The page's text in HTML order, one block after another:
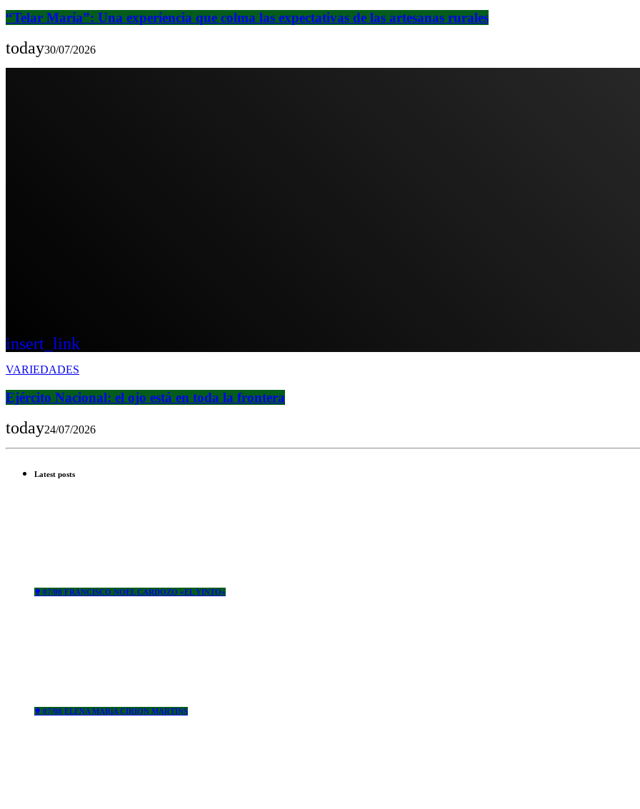
“Telar María”: Una experiencia que colma las expectativas de las artesanas rurales
today30/07/2026
insert_link
VARIEDADES
Ejército Nacional: el ojo está en toda la frontera
today24/07/2026
Latest posts
✟ 07/08 FRANCISCO NOEL CARDOZO «EL YINTO»
✟ 07/08 ELENA MARíA CIRION MARTINS